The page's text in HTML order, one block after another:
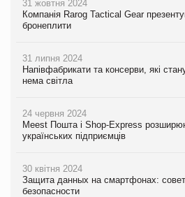
31 жовтня 2024
Компанія Rarog Tactical Gear
бронеплити
31 липня 2024
Напівфабрикати та консерви, які
нема світла
24 червня 2024
Meest Пошта і Shop-Express
українських підприємців
30 квітня 2024
Защита данных на смартфонах:
безопасности